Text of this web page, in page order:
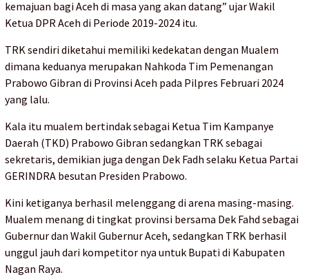
kemajuan bagi Aceh di masa yang akan datang” ujar Wakil
Ketua DPR Aceh di Periode 2019-2024 itu.
TRK sendiri diketahui memiliki kedekatan dengan Mualem
dimana keduanya merupakan Nahkoda Tim Pemenangan
Prabowo Gibran di Provinsi Aceh pada Pilpres Februari 2024
yang lalu.
Kala itu mualem bertindak sebagai Ketua Tim Kampanye
Daerah (TKD) Prabowo Gibran sedangkan TRK sebagai
sekretaris, demikian juga dengan Dek Fadh selaku Ketua Partai
GERINDRA besutan Presiden Prabowo.
Kini ketiganya berhasil melenggang di arena masing-masing.
Mualem menang di tingkat provinsi bersama Dek Fahd sebagai
Gubernur dan Wakil Gubernur Aceh, sedangkan TRK berhasil
unggul jauh dari kompetitor nya untuk Bupati di Kabupaten
Nagan Raya.